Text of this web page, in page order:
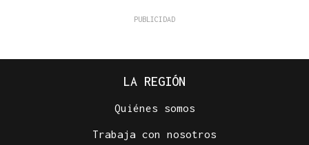
LA REGIÓN
Quiénes somos
Trabaja con nosotros